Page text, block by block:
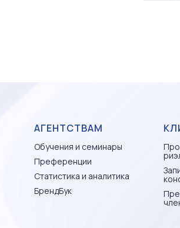
АГЕНТСТВАМ
Обучения и семинары
Преференции
Статистика и аналитика
БрендБук